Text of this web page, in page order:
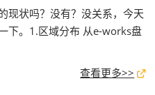
现状吗？没有？没关系，今天
下。1.区域分布 从e-works盘
查看更多>>